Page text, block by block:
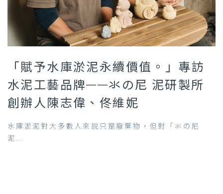
「賦予水庫淤泥永續價值。」專訪
水泥工藝品牌——氺の尼 泥研製所
創辦人陳志偉、佟維妮
水庫淤泥對大多數人來說只是廢棄物，但對「氺の尼
泥...